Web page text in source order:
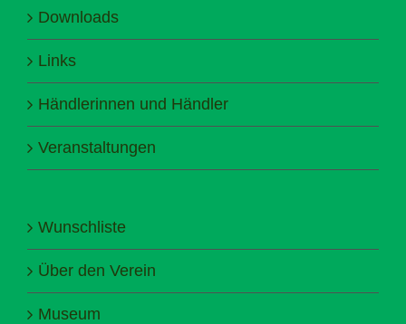
Downloads
Links
Händlerinnen und Händler
Veranstaltungen
Wunschliste
Über den Verein
Museum